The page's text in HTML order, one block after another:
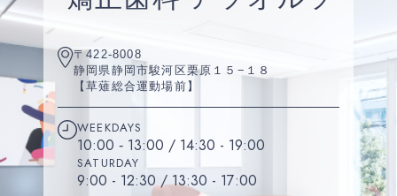
〒422-8008
静岡県静岡市駿河区栗原１５−１８
【草薙総合運動場前】
WEEKDAYS
10:00 ‐ 13:00 / 14:30 - 19:00
SATURDAY
9:00 - 12:30 / 13:30 - 17:00